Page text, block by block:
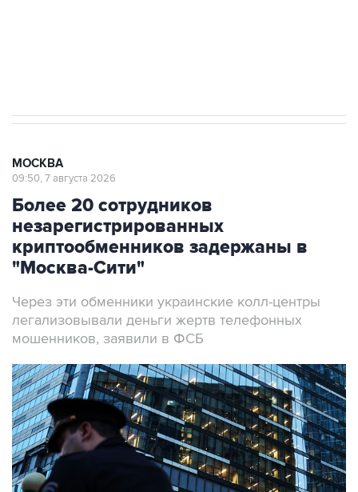
МОСКВА
09:50, 7 августа 2026
Более 20 сотрудников
незарегистрированных
криптообменников задержаны в
"Москва-Сити"
Через эти обменники украинские колл-центры
легализовывали деньги жертв телефонных
мошенников, заявили в ФСБ